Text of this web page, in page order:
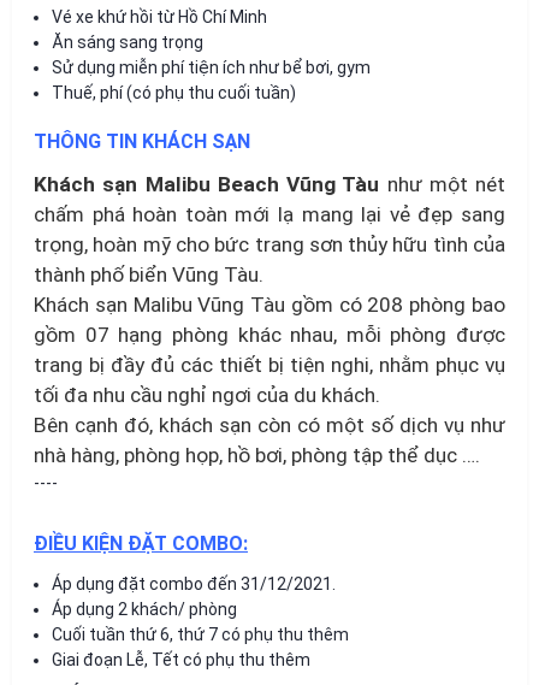
Vé xe khứ hồi từ Hồ Chí Minh
Ăn sáng sang trọng
Sử dụng miễn phí tiện ích như bể bơi, gym
Thuế, phí (có phụ thu cuối tuần)
THÔNG TIN KHÁCH SẠN
Khách sạn Malibu Beach Vũng Tàu như một nét
chấm phá hoàn toàn mới lạ mang lại vẻ đẹp sang
trọng, hoàn mỹ cho bức trang sơn thủy hữu tình của
thành phố biển Vũng Tàu.
Khách sạn Malibu Vũng Tàu gồm có 208 phòng bao
gồm 07 hạng phòng khác nhau, mỗi phòng được
trang bị đầy đủ các thiết bị tiện nghi, nhằm phục vụ
tối đa nhu cầu nghỉ ngơi của du khách.
Bên cạnh đó, khách sạn còn có một số dịch vụ như
nhà hàng, phòng họp, hồ bơi, phòng tập thể dục ….
----
ĐIỀU KIỆN ĐẶT COMBO:
Áp dụng đặt combo đến 31/12/2021.
Áp dụng 2 khách/ phòng
Cuối tuần thứ 6, thứ 7 có phụ thu thêm
Giai đoạn Lễ, Tết có phụ thu thêm